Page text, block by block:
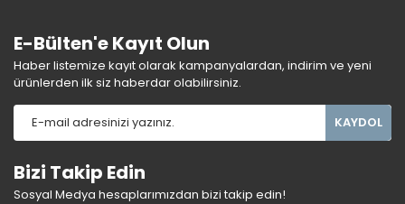
E-Bülten'e Kayıt Olun
Haber listemize kayıt olarak kampanyalardan, indirim ve yeni
ürünlerden ilk siz haberdar olabilirsiniz.
KAYDOL
Bizi Takip Edin
Sosyal Medya hesaplarımızdan bizi takip edin!